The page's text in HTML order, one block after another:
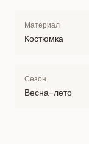
Материал
Костюмка
Сезон
Весна-лето